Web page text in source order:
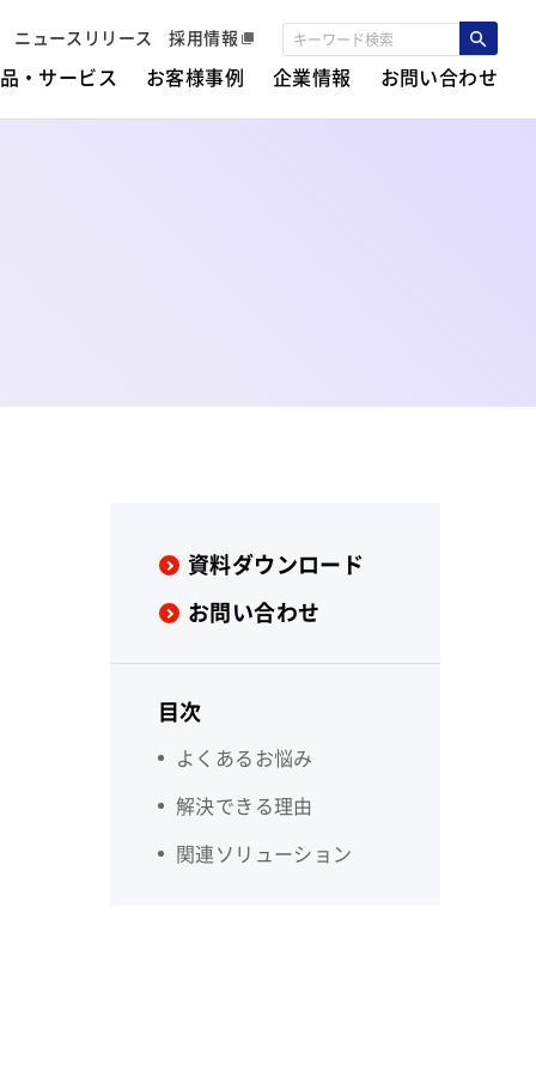
ニュースリリース 採用情報
・サービス お客様事例 企業情報 お問い合わせ
資料ダウンロード
お問い合わせ
目次
よくあるお悩み
解決できる理由
関連ソリューション